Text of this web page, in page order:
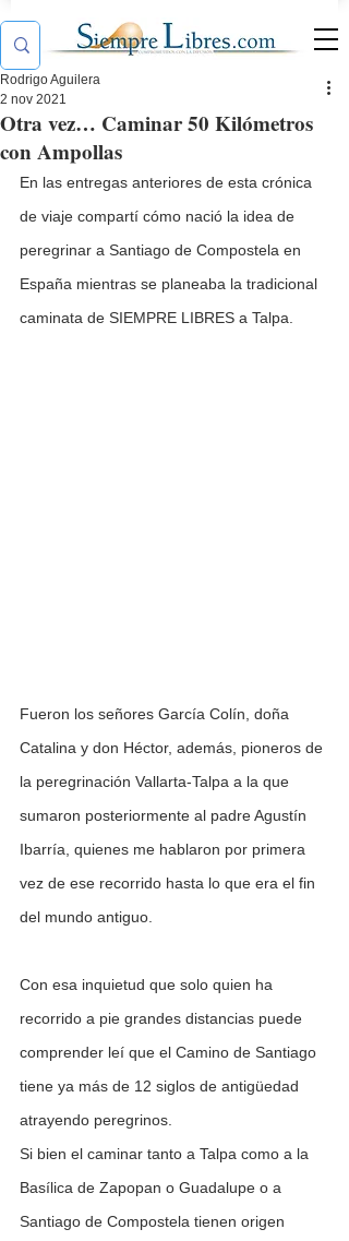
Otra vez… Caminar 50 Kilómetros
con Ampollas
Rodrigo Aguilera
2 nov 2021
En las entregas anteriores de esta crónica
de viaje compartí cómo nació la idea de
peregrinar a Santiago de Compostela en
España mientras se planeaba la tradicional
caminata de SIEMPRE LIBRES a Talpa.
Fueron los señores García Colín, doña
Catalina y don Héctor, además, pioneros de
la peregrinación Vallarta-Talpa a la que
sumaron posteriormente al padre Agustín
Ibarría, quienes me hablaron por primera
vez de ese recorrido hasta lo que era el fin
del mundo antiguo.
Con esa inquietud que solo quien ha
recorrido a pie grandes distancias puede
comprender leí que el Camino de Santiago
tiene ya más de 12 siglos de antigüedad
atrayendo peregrinos.
Si bien el caminar tanto a Talpa como a la
Basílica de Zapopan o Guadalupe o a
Santiago de Compostela tienen origen